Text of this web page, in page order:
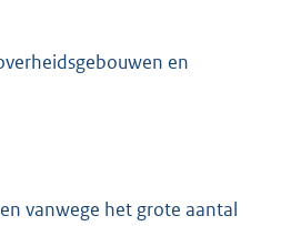
en
vanwege het grote aantal